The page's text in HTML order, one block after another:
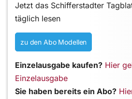
Jetzt das Schifferstadter
täglich lesen
zu den Abo Modellen
Einzelausgabe kaufen? Hier
Einzelausgabe
Sie haben bereits ein Abo?